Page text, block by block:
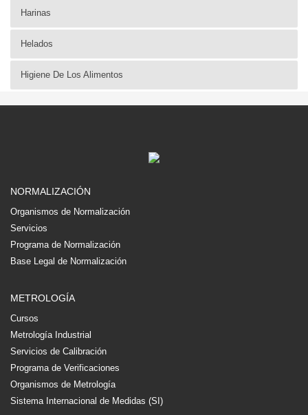
Harinas
Helados
Higiene De Los Alimentos
NORMALIZACIÓN
Organismos de Normalización
Servicios
Programa de Normalización
Base Legal de Normalización
METROLOGÍA
Cursos
Metrología Industrial
Servicios de Calibración
Programa de Verificaciones
Organismos de Metrología
Sistema Internacional de Medidas (SI)